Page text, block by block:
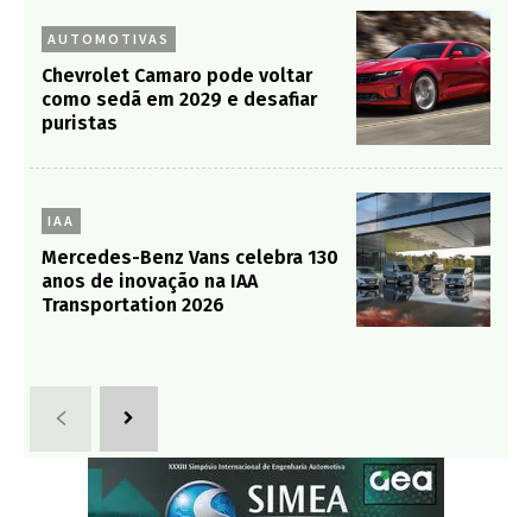
AUTOMOTIVAS
Chevrolet Camaro pode voltar
como sedã em 2029 e desafiar
puristas
IAA
Mercedes-Benz Vans celebra 130
anos de inovação na IAA
Transportation 2026